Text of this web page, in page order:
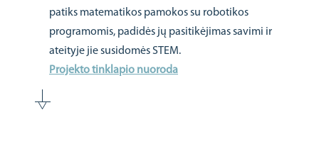
patiks matematikos pamokos su robotikos
programomis, padidės jų pasitikėjimas savimi ir
ateityje jie susidomės STEM.
Projekto tinklapio nuoroda